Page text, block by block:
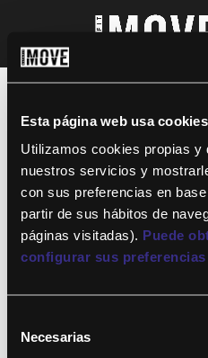
Esta página web usa cookies
Utilizamos cookies propias y
nuestros servicios y
con sus preferencias en
partir de sus hábitos de
páginas visitadas). Puede
configurar sus preferencias
Necesarias
¡Para disfrutar de
así podrás
entrenamientos y